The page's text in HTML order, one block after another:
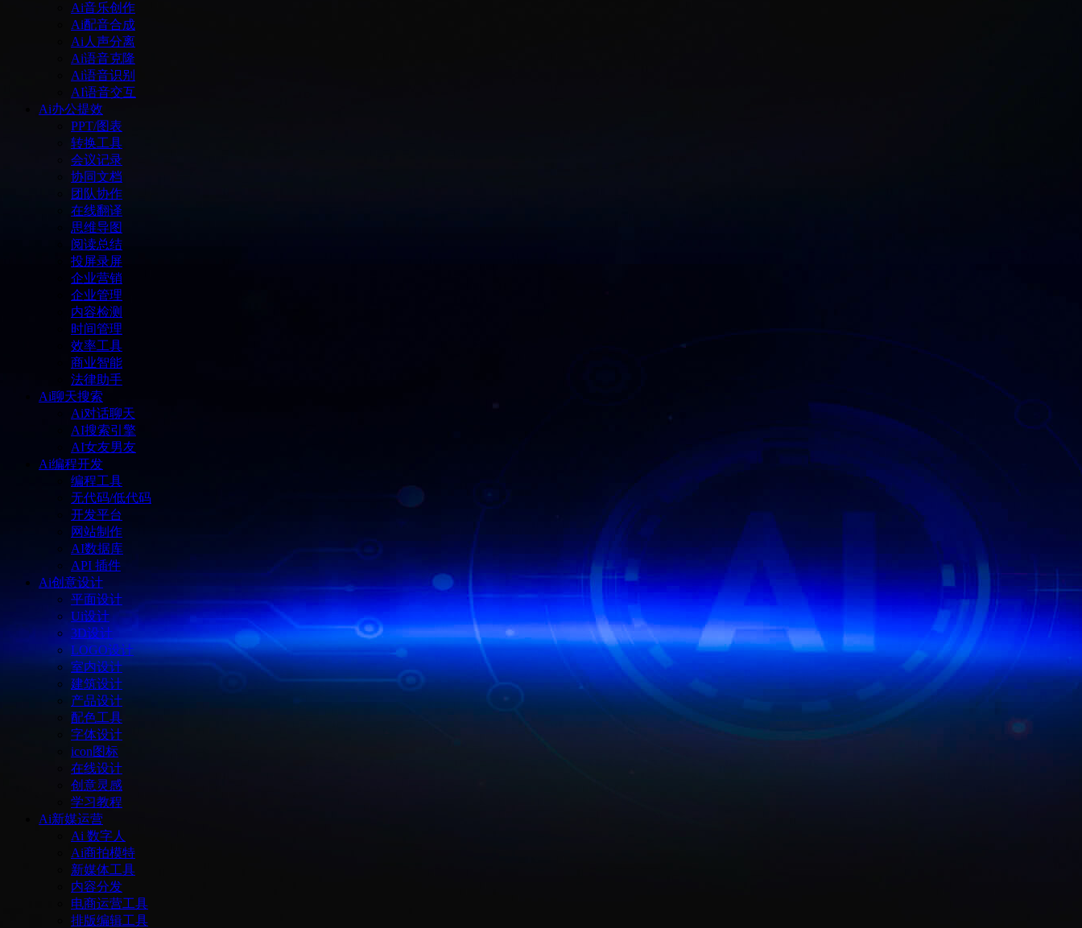
Ai音乐创作
Ai配音合成
Ai人声分离
Ai语音克隆
Ai语音识别
AI语音交互
Ai办公提效
PPT/图表
转换工具
会议记录
协同文档
团队协作
在线翻译
思维导图
阅读总结
投屏录屏
企业营销
企业管理
内容检测
时间管理
效率工具
商业智能
法律助手
Ai聊天搜索
Ai对话聊天
AI搜索引擎
AI女友男友
Ai编程开发
编程工具
无代码/低代码
开发平台
网站制作
AI数据库
API 插件
Ai创意设计
平面设计
Ui设计
3D设计
LOGO设计
室内设计
建筑设计
产品设计
配色工具
字体设计
icon图标
在线设计
创意灵感
学习教程
Ai新媒运营
Ai 数字人
Ai商拍模特
新媒体工具
内容分发
电商运营工具
排版编辑工具